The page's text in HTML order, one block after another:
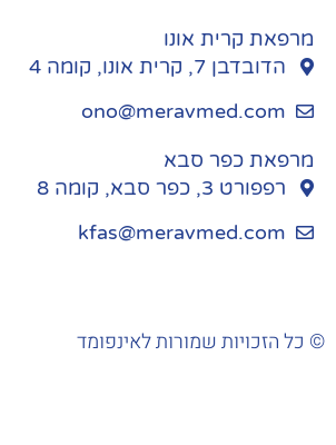
מרפאת קרית אונו
הדובדבן 7, קרית אונו, קומה 4
ono@meravmed.com
מרפאת כפר סבא
רפפורט 3, כפר סבא, קומה 8
kfas@meravmed.com
הזכויות שמורות לאינפומד